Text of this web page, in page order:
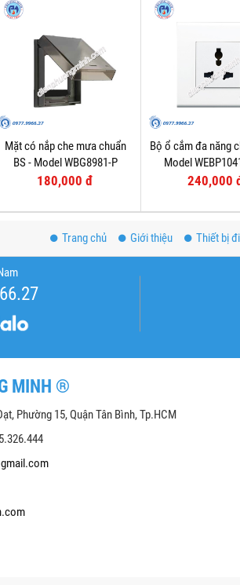
Mặt có nắp che mưa chuẩn
BS - Model WBG8981-P
180,000 đ
Bộ ổ cắm đa năng
Model
240,000
Trang chủ Giới thiệu Thiết bị
MINH ®
Phường 15, Quận Tân Bình, Tp.HCM